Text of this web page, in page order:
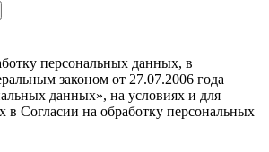
персональных данных, в
законом от 27.07.2006 года
данных», на условиях и для
в Согласии на обработку персональных